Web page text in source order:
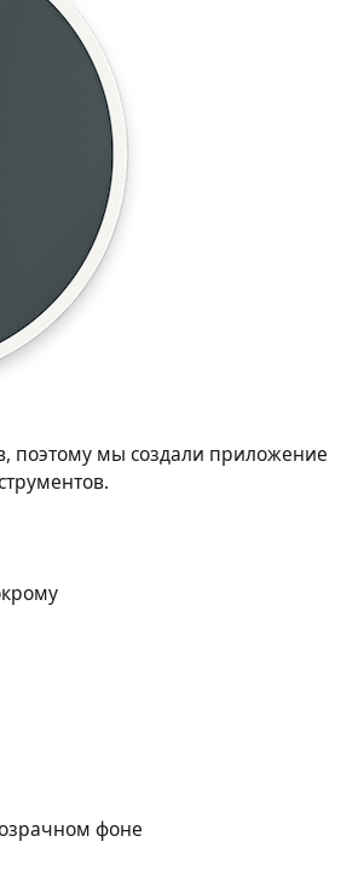
поэтому мы создали приложение
фоне